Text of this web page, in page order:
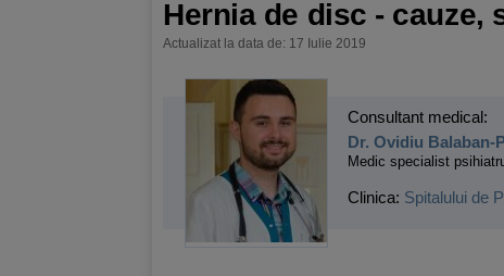
Hernia de disc - cauze,
Actualizat la data de: 17 Iulie 2019
Consultant medical:
Dr. Ovidiu Balaban-
Medic specialist
Clinica: Spitalului de